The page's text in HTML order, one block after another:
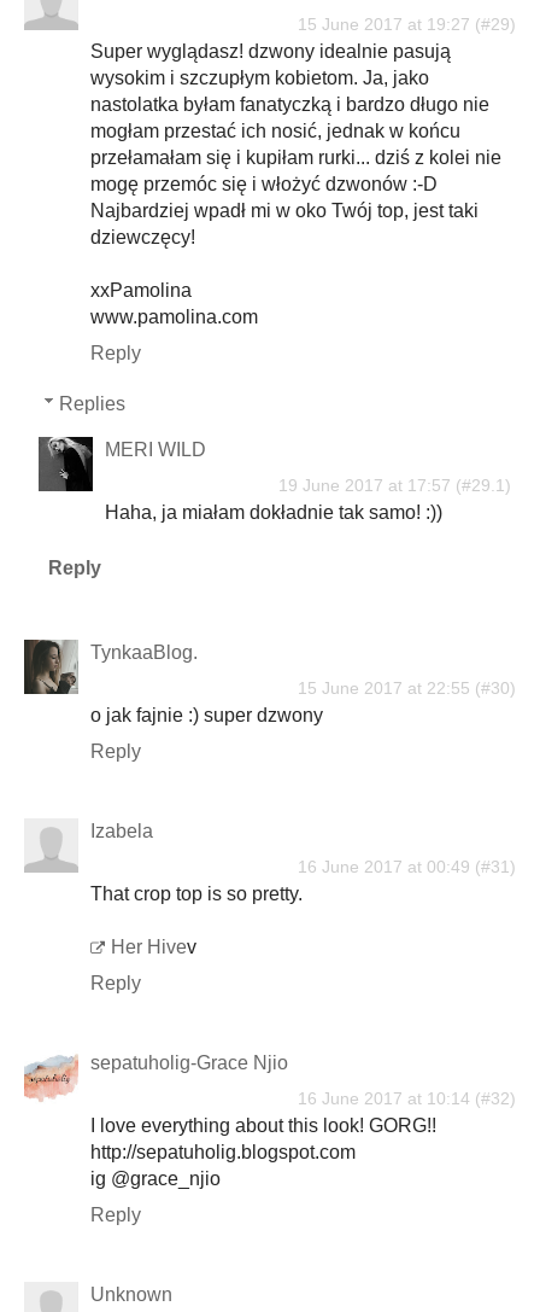
15 June 2017 at 19:27
Super wyglądasz! dzwony idealnie pasują
wysokim i szczupłym kobietom. Ja, jako
nastolatka byłam fanatyczką i bardzo długo nie
mogłam przestać ich nosić, jednak w końcu
przełamałam się i kupiłam rurki... dziś z kolei nie
mogę przemóc się i włożyć dzwonów :-D
Najbardziej wpadł mi w oko Twój top, jest taki
dziewczęcy!
xxPamolina
www.pamolina.com
Reply
Replies
MERI WILD
19 June 2017 at 17:57
Haha, ja miałam dokładnie tak samo! :))
Reply
TynkaaBlog.
15 June 2017 at 22:55
o jak fajnie :) super dzwony
Reply
Izabela
16 June 2017 at 00:49
That crop top is so pretty.
Her Hivev
Reply
sepatuholig-Grace Njio
16 June 2017 at 10:14
I love everything about this look! GORG!!
http://sepatuholig.blogspot.com
ig @grace_njio
Reply
Unknown